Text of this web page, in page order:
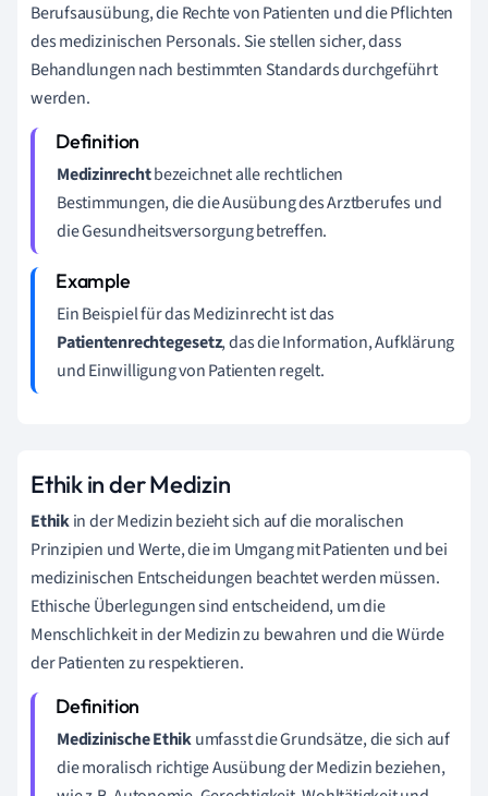
Berufsausübung, die Rechte von Patienten und die Pflichten
des medizinischen Personals. Sie stellen sicher, dass
Behandlungen nach bestimmten Standards durchgeführt
werden.
Medizinrechtbezeichnet alle rechtlichen
Bestimmungen, die die Ausübung des Arztberufes und
die Gesundheitsversorgung betreffen.
Ein Beispiel für das Medizinrecht ist das
Patientenrechtegesetz, das die Information, Aufklärung
und Einwilligung von Patienten regelt.
Ethik in der Medizin
Ethikin der Medizin bezieht sich auf die moralischen
Prinzipien und Werte, die im Umgang mit Patienten und bei
medizinischen Entscheidungen beachtet werden müssen.
Ethische Überlegungen sind entscheidend, um die
Menschlichkeit in der Medizin zu bewahren und die Würde
der Patienten zu respektieren.
Medizinische Ethikumfasst die Grundsätze, die sich auf
die moralisch richtige Ausübung der Medizin beziehen,